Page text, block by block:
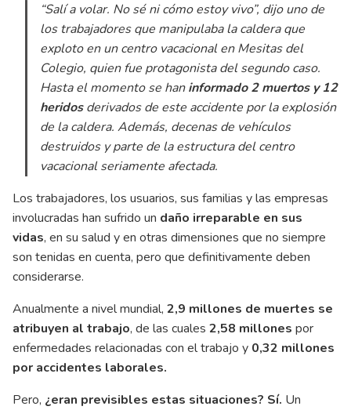
“Salí a volar. No sé ni cómo estoy vivo”, dijo uno de
los trabajadores que manipulaba la caldera que
exploto en un centro vacacional en Mesitas del
Colegio, quien fue protagonista del segundo caso.
Hasta el momento se haninformado 2 muertos y 12
heridosderivados de este accidente por la explosión
de la caldera. Además, decenas de vehículos
destruidos y parte de la estructura del centro
vacacional seriamente afectada.
Los trabajadores, los usuarios, sus familias y las empresas
involucradas han sufrido un daño irreparable en sus
vidas, en su salud y en otras dimensiones que no siempre
son tenidas en cuenta, pero que definitivamente deben
considerarse.
Anualmente a nivel mundial, 2,9 millones de muertes se
atribuyen al trabajo, de las cuales 2,58 millones por
enfermedades relacionadas con el trabajo y 0,32 millones
por accidentes laborales.
Pero, ¿eran previsibles estas situaciones? Sí. Un